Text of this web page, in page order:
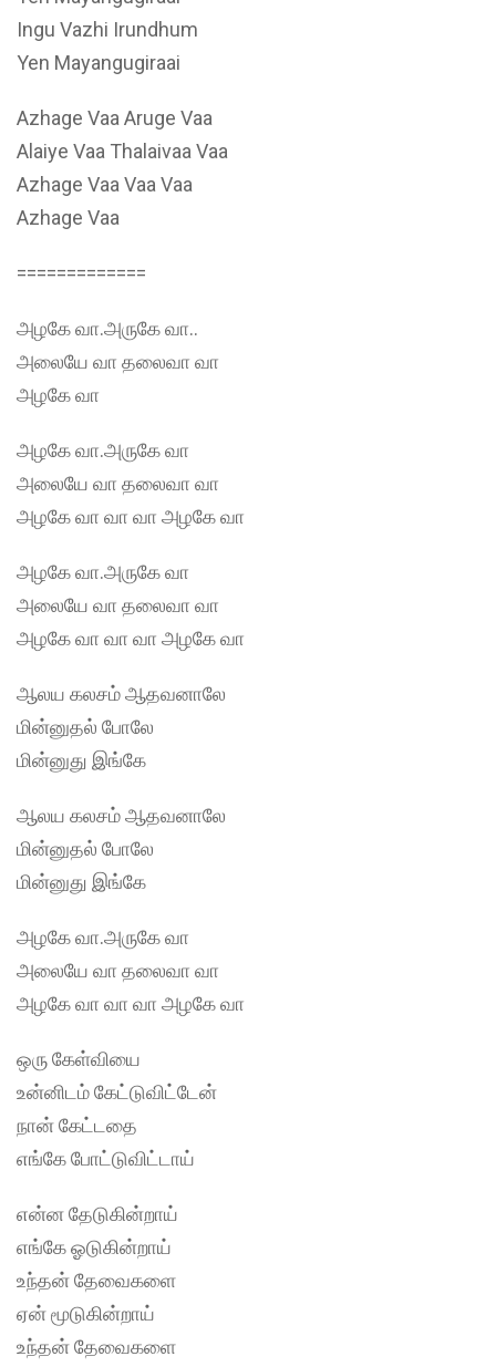
Ingu Vazhi Irundhum
Yen Mayangugiraai
Azhage Vaa Aruge Vaa
Alaiye Vaa Thalaivaa Vaa
Azhage Vaa Vaa Vaa
Azhage Vaa
=============
அழகே வா.அருகே வா..
அலையே வா தலைவா வா
அழகே வா
அழகே வா.அருகே வா
அலையே வா தலைவா வா
அழகே வா வா வா அழகே வா
அழகே வா.அருகே வா
அலையே வா தலைவா வா
அழகே வா வா வா அழகே வா
ஆலய கலசம் ஆதவனாலே
மின்னுதல் போலே
மின்னுது இங்கே
ஆலய கலசம் ஆதவனாலே
மின்னுதல் போலே
மின்னுது இங்கே
அழகே வா.அருகே வா
அலையே வா தலைவா வா
அழகே வா வா வா அழகே வா
ஒரு கேள்வியை
உன்னிடம் கேட்டுவிட்டேன்
நான் கேட்டதை
எங்கே போட்டுவிட்டாய்
என்ன தேடுகின்றாய்
எங்கே ஓடுகின்றாய்
உந்தன் தேவைகளை
ஏன் மூடுகின்றாய்
உந்தன் தேவைகளை